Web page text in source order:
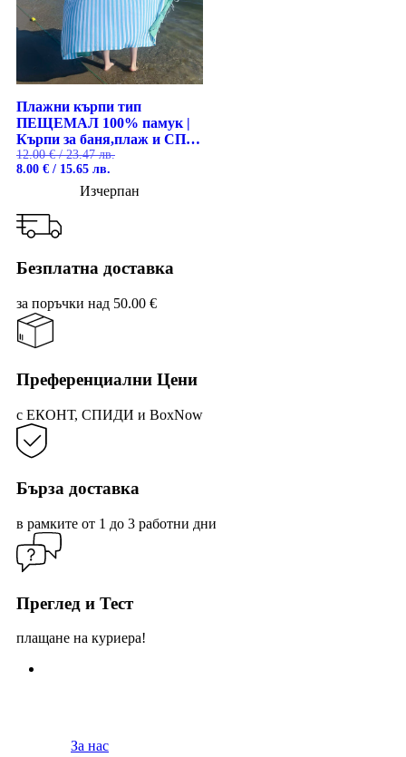
Плажни кърпи тип
ПЕЩЕМАЛ 100% памук |
Кърпи за баня,плаж и СПА
| 100х180 см, избор на цвят 1
бр
12.00€/ 23.47 лв.
Original
12.00 €
/
23.47 лв..
8.00 € / 15.65 лв.
е:
Изчерпан
Безплатна доставка
за поръчки над 50.00 €
Преференциални Цени
с ЕКОНТ, СПИДИ и BoxNow
Бърза доставка
в рамките от 1 до 3 работни дни
Преглед и Тест
плащане на куриера!
За нас